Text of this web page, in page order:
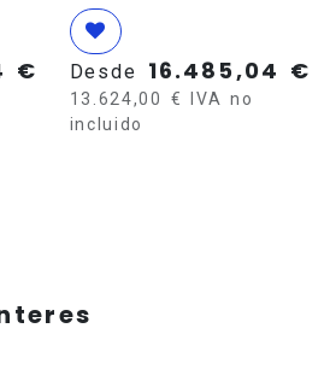
€ Desde 16.485,04 €
13.624,00 €
IVA no
incluido